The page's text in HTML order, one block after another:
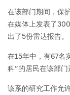
在该部门期间，保
在媒体上发表了
出了5份雷达报告。
在15年中，有67名
科”的居民在该部门
该系的研究工作允